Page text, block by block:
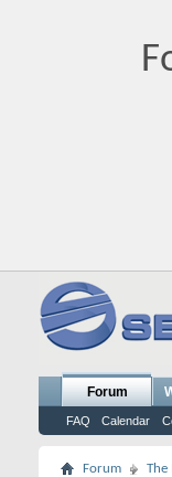
Forum
FAQ Calendar
Forum The